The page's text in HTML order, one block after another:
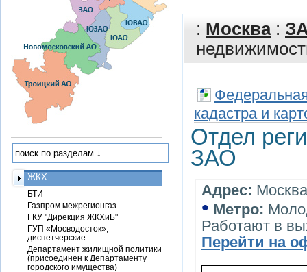
: Москва:
кадастра и
Отдел
ЗАО
Адрес:
• Метро:
Работают в
Перейти на
ЖКХ
БТИ
Газпром межрегионгаз
ГКУ "Дирекция ЖКХиБ"
ГУП «Мосводосток»,
диспетчерские
Департамент жилищной политики
(присоединен к Департаменту
городского имущества)